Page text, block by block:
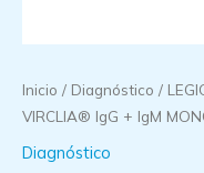
Inicio / Diagnóstico /
VIRCLIA® IgG + IgM
Diagnóstico